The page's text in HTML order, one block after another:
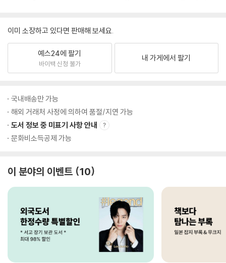
이미 소장하고 있다면 판매해 보세요.
예스24에 팔기
바이백 신청 불가
내 가게에서 팔기
국내배송만 가능
해외 거래처 사정에 의하여 품절/지연 가능
도서 정보 중 미표기 사항 안내
문화비소득공제 가능
이 분야의 이벤트 10